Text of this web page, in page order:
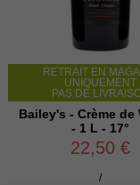
RETRAIT EN
UNIQUEMENT
PAS DE
Bailey's - Crème de
- 1 L - 17°
22,50 €
/